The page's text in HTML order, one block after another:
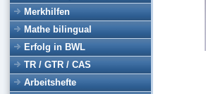
Merkhilfen
Mathe bilingual
Erfolg in BWL
TR / GTR / CAS
Arbeitshefte